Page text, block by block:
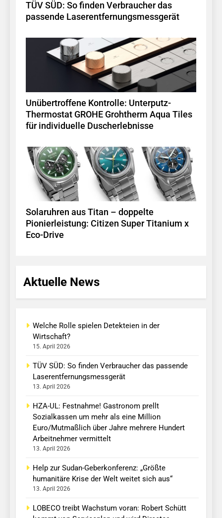
TÜV SÜD: So finden Verbraucher das
passende Laserentfernungsmessgerät
Unübertroffene Kontrolle: Unterputz-
Thermostat GROHE Grohtherm Aqua Tiles
für individuelle Duscherlebnisse
Solaruhren aus Titan – doppelte
Pionierleistung: Citizen Super Titanium x
Eco-Drive
Aktuelle News
Welche Rolle spielen Detekteien in der
Wirtschaft?
15. April 2026
TÜV SÜD: So finden Verbraucher das passende
Laserentfernungsmessgerät
13. April 2026
HZA-UL: Festnahme! Gastronom prellt
Sozialkassen um mehr als eine Million
Euro/Mutmaßlich über Jahre mehrere Hundert
Arbeitnehmer vermittelt
13. April 2026
Help zur Sudan-Geberkonferenz: „Größte
humanitäre Krise der Welt weitet sich aus“
13. April 2026
LOBECO treibt Wachstum voran: Robert Schütt